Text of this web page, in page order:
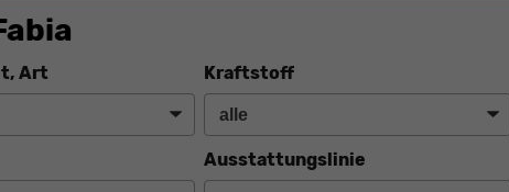
Art Kraftstoff
Ausstattungslinie